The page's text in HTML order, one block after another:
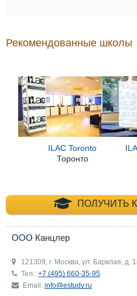
Рекомендованные школы
ILAC Toronto
Торонто
ПОЛУЧИТЬ
ООО Канцлер
121309, г. Москва, ул. Барклая, д.
Тел.: +7 (495) 660-35-95
Email: info@estudy.ru